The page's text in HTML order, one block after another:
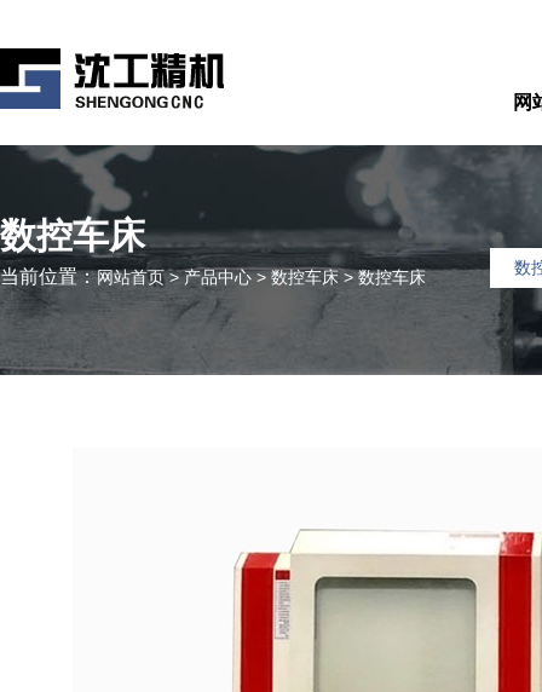
网
数
数控车床
当前位置：网站首页>产品中心> 数控车床 >数控车床